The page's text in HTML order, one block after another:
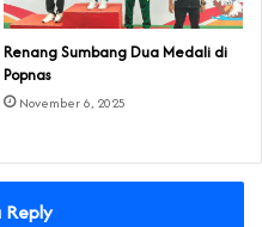
Renang Sumbang Dua Medali di
Popnas
November 6, 2025
Reply